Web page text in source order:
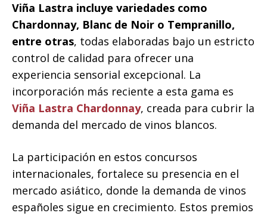
Viña Lastra incluye variedades como
Chardonnay, Blanc de Noir o Tempranillo,
entre otras, todas elaboradas bajo un estricto
control de calidad para ofrecer una
experiencia sensorial excepcional. La
incorporación más reciente a esta gama es
Viña Lastra Chardonnay, creada para cubrir la
demanda del mercado de vinos blancos.
La participación en estos concursos
internacionales, fortalece su presencia en el
mercado asiático, donde la demanda de vinos
españoles sigue en crecimiento. Estos premios